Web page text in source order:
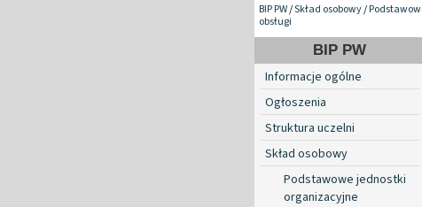
BIP PW/Skład osobowy/
obsługi
BIP PW
Informacje ogólne
Ogłoszenia
Struktura uczelni
Skład osobowy
Podstawowe jednostki
organizacyjne